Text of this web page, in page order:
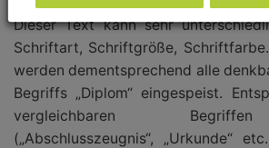
Dieser Text kann sehr
Schriftart, Schriftgröße,
werden dementsprechend alle
Begriffs „Diplom“ eingespeist.
vergleichbaren
(„Abschlusszeugnis“, „Urkunde“